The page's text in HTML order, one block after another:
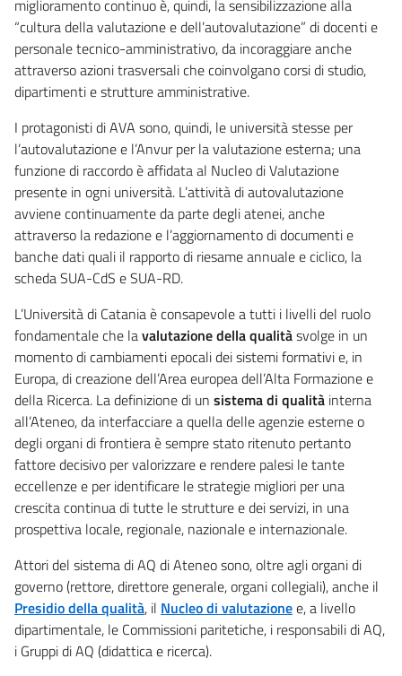
miglioramento continuo è, quindi, la sensibilizzazione alla
“cultura della valutazione e dell’autovalutazione” di docenti e
personale tecnico-amministrativo, da incoraggiare anche
attraverso azioni trasversali che coinvolgano corsi di studio,
dipartimenti e strutture amministrative.
I protagonisti di AVA sono, quindi, le università stesse per
l’autovalutazione e l’Anvur per la valutazione esterna; una
funzione di raccordo è affidata al Nucleo di Valutazione
presente in ogni università. L’attività di autovalutazione
avviene continuamente da parte degli atenei, anche
attraverso la redazione e l’aggiornamento di documenti e
banche dati quali il rapporto di riesame annuale e ciclico, la
scheda SUA-CdS e SUA-RD.
L’Università di Catania è consapevole a tutti i livelli del ruolo
fondamentale che lavalutazione della qualitàsvolge in un
momento di cambiamenti epocali dei sistemi formativi e, in
Europa, di creazione dell’Area europea dell’Alta Formazione e
della Ricerca. La definizione di un sistema di qualità interna
all’Ateneo, da interfacciare a quella delle agenzie esterne o
degli organi di frontiera è sempre stato ritenuto pertanto
fattore decisivo per valorizzare e rendere palesi le tante
eccellenze e per identificare le strategie migliori per una
crescita continua di tutte le strutture e dei servizi, in una
prospettiva locale, regionale, nazionale e internazionale.
Attori del sistema di AQ di Ateneo sono, oltre agli organi di
governo (rettore, direttore generale, organi collegiali), anche il
Presidio della qualità, il Nucleo di valutazionee, a livello
dipartimentale, le Commissioni paritetiche, i responsabili di AQ,
i Gruppi di AQ (didattica e ricerca).